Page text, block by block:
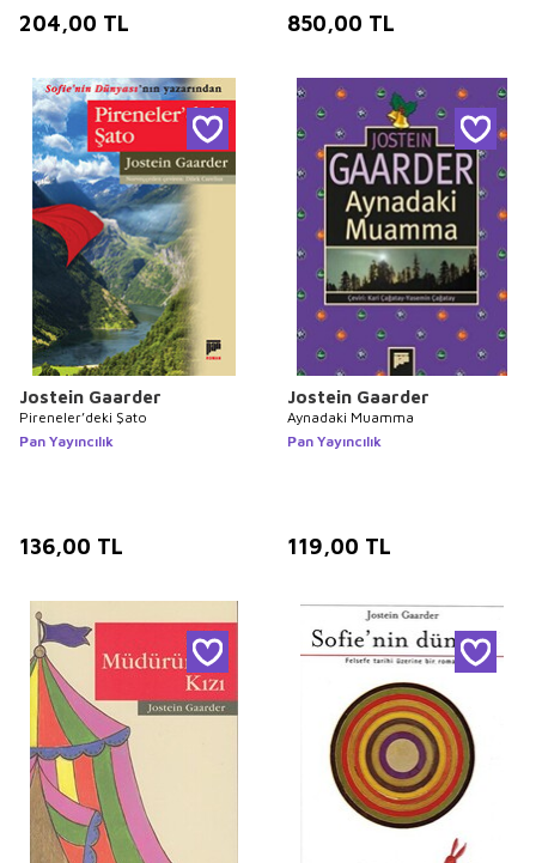
204,00 TL 850,00 TL
Jostein Gaarder
Pireneler’deki Şato
Pan Yayıncılık
136,00 TL
Jostein Gaarder
Aynadaki Muamma
Pan Yayıncılık
119,00 TL